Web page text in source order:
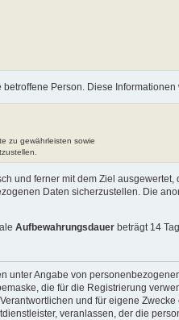
Person. Diese
zu gewährleisten sowie
und ferner mit dem Ziel
Daten sicherzustellen. Die
Aufbewahrungsdauer beträgt 14
Angabe von
die für die Registrierung
und für eigene
veranlassen, der die